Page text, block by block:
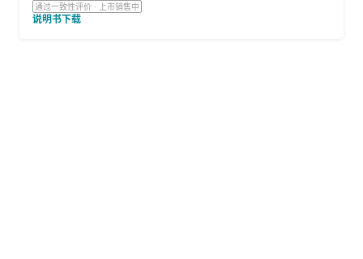
通过一致性评价 · 上市销售中
说明书下载